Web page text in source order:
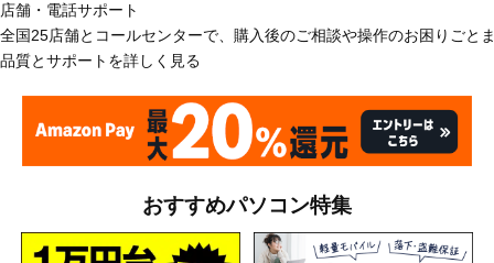
店舗・電話サポート
全国25店舗とコールセンターで、購入後のご相談や操作のお困りごと
品質とサポートを詳しく見る
おすすめパソコン特集